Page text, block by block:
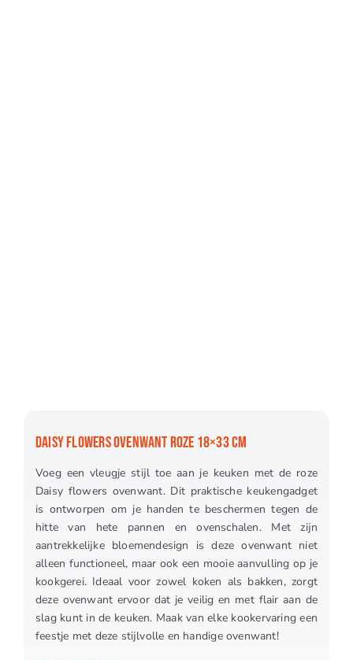
DAISY FLOWERS OVENWANT ROZE 18×33 CM
Voeg een vleugje stijl toe aan je keuken met de roze
Daisy flowers ovenwant. Dit praktische keukengadget
is ontworpen om je handen te beschermen tegen de
hitte van hete pannen en ovenschalen. Met zijn
aantrekkelijke bloemendesign is deze ovenwant niet
alleen functioneel, maar ook een mooie aanvulling op je
kookgerei. Ideaal voor zowel koken als bakken, zorgt
deze ovenwant ervoor dat je veilig en met flair aan de
slag kunt in de keuken. Maak van elke kookervaring een
feestje met deze stijlvolle en handige ovenwant!